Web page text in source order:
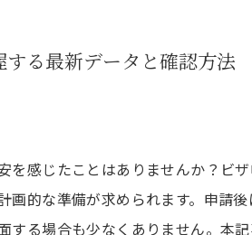
る最新データと確認方法
感じたことはありませんか？ビ
的な準備が求められます。申請
る場合も少なくありません。本